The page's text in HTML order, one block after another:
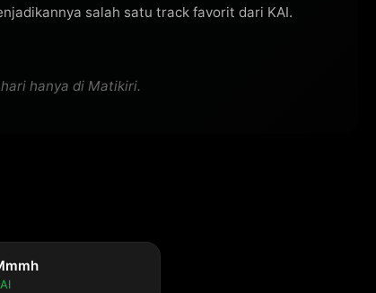
salah satu track favorit dari KAI.
hanya di Matikiri.